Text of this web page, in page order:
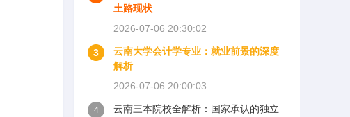
土路现状
2026-07-06 20:30:02
3
云南大学会计学专业：就业前景的深度
解析
2026-07-06 20:00:03
4
云南三本院校全解析：国家承认的独立